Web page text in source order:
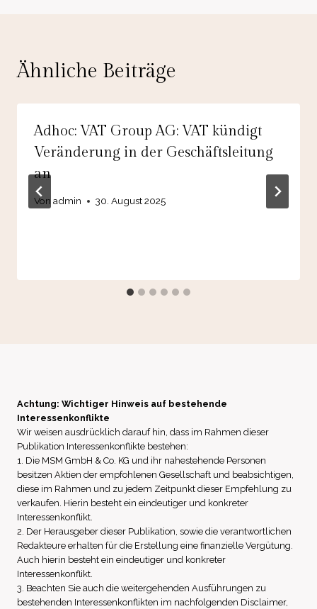
Ähnliche Beiträge
Adhoc: VAT Group AG: VAT kündigt
Veränderung in der Geschäftsleitung
an
Von admin 30. August 2025
Achtung: Wichtiger Hinweis auf bestehende
Interessenkonflikte
Wir weisen ausdrücklich darauf hin, dass im Rahmen dieser
Publikation Interessenkonflikte bestehen:
1. Die MSM GmbH & Co. KG und ihr nahestehende Personen
besitzen Aktien der empfohlenen Gesellschaft und beabsichtigen,
diese im Rahmen und zu jedem Zeitpunkt dieser Empfehlung zu
verkaufen. Hierin besteht ein eindeutiger und konkreter
Interessenkonflikt.
2. Der Herausgeber dieser Publikation, sowie die verantwortlichen
Redakteure erhalten für die Erstellung eine finanzielle Vergütung.
Auch hierin besteht ein eindeutiger und konkreter
Interessenkonflikt.
3. Beachten Sie auch die weitergehenden Ausführungen zu
bestehenden Interessenkonflikten im nachfolgenden Disclaimer,